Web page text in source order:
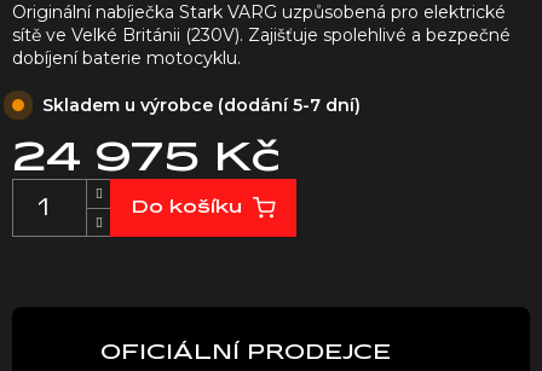
24 975 Kč
Měrná
Skladem u výrobce (dodání 5-7 dní)
Do košíku
Originální nabíječka Stark VARG uzpůsobená pro elektrické
sítě ve Velké Británii (230V). Zajišťuje spolehlivé a bezpečné
dobíjení baterie motocyklu.
OFICIÁLNÍ PRODEJCE